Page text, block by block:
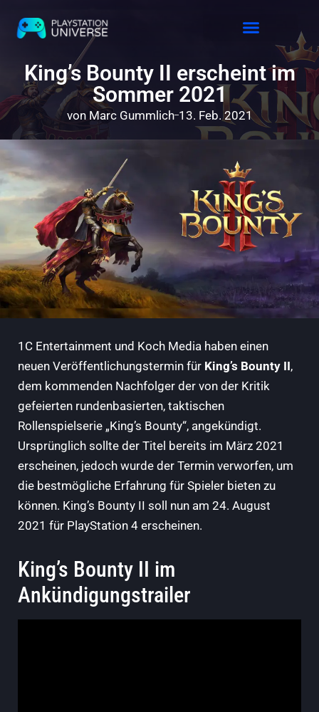
King’s Bounty II erscheint im
Sommer 2021
von Marc Gummlich 13. Feb. 2021
1C Entertainment und Koch Media haben einen
neuen Veröffentlichungstermin für King’s Bounty II,
dem kommenden Nachfolger der von der Kritik
gefeierten rundenbasierten, taktischen
Rollenspielserie „King’s Bounty“, angekündigt.
Ursprünglich sollte der Titel bereits im März 2021
erscheinen, jedoch wurde der Termin verworfen, um
die bestmögliche Erfahrung für Spieler bieten zu
können. King’s Bounty II soll nun am 24. August
2021 für PlayStation 4 erscheinen.
King’s Bounty II im
Ankündigungstrailer